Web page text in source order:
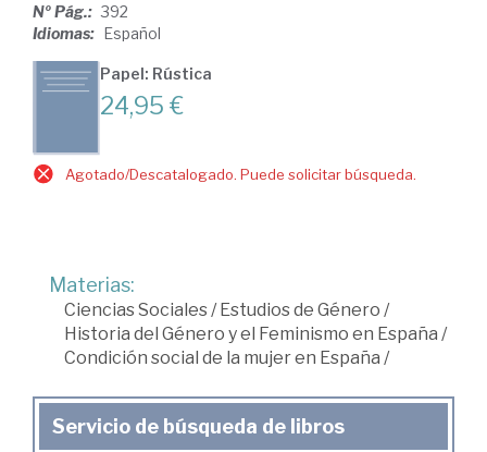
Nº Pág.: 392
Idiomas: Español
Papel: Rústica
24,95 €
Agotado/Descatalogado. Puede solicitar búsqueda.
Materias:
Ciencias Sociales /Estudios de Género /
Historia del Género y el Feminismo en España /
Condición social de la mujer en España /
Servicio de búsqueda de libros